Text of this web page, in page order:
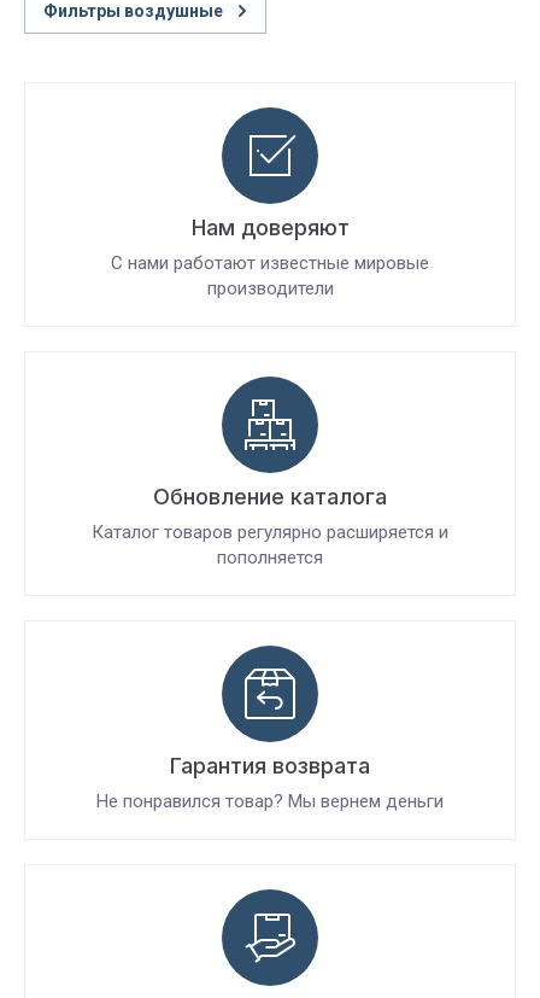
Фильтры воздушные
Нам доверяют
С нами работают известные мировые
производители
Обновление каталога
Каталог товаров регулярно расширяется и
пополняется
Гарантия возврата
Не понравился товар? Мы вернем деньги